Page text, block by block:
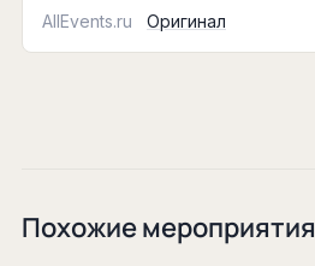
AllEvents.ru Оригинал
Похожие мероприятия